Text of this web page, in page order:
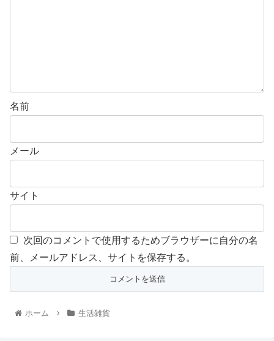
名前
メール
サイト
次回のコメントで使用するためブラウザーに自分の名
前、メールアドレス、サイトを保存する。
ホーム 生活雑貨